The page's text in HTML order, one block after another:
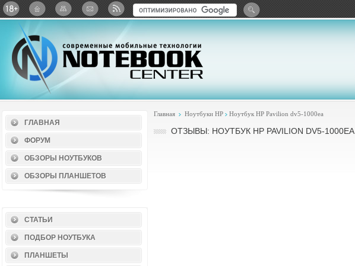
Twitter ВКонтактеGoogle+Яндекс: Каталог виджетов
ГЛАВНАЯ
ФОРУМ
ОБЗОРЫ НОУТБУКОВ
ОБЗОРЫ ПЛАНШЕТОВ
СТАТЬИ
ПОДБОР НОУТБУКА
ПЛАНШЕТЫ
Главная Ноутбуки HP Ноутбук HP Pavilion dv5-1000ea
ОТЗЫВЫ: НОУТБУК HP PAVILION DV5-1000EA